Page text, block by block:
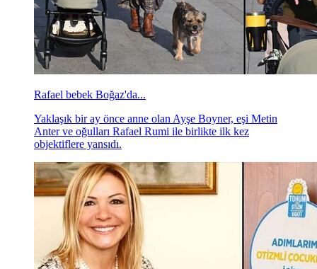
Rafael bebek Boğaz'da...
Yaklaşık bir ay önce anne olan Ayşe Boyner, eşi Metin
Anter ve oğulları Rafael Rumi ile birlikte ilk kez
objektiflere yansıdı.